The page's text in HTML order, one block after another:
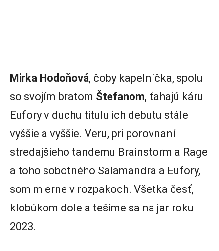
Mirka Hodoňová, čoby kapelníčka, spolu
so svojím bratom Štefanom, ťahajú káru
Eufory v duchu titulu ich debutu stále
vyššie a vyššie. Veru, pri porovnaní
stredajšieho tandemu Brainstorm a Rage
a toho sobotného Salamandra a Eufory,
som mierne v rozpakoch. Všetka česť,
klobúkom dole a tešíme sa na jar roku
2023.